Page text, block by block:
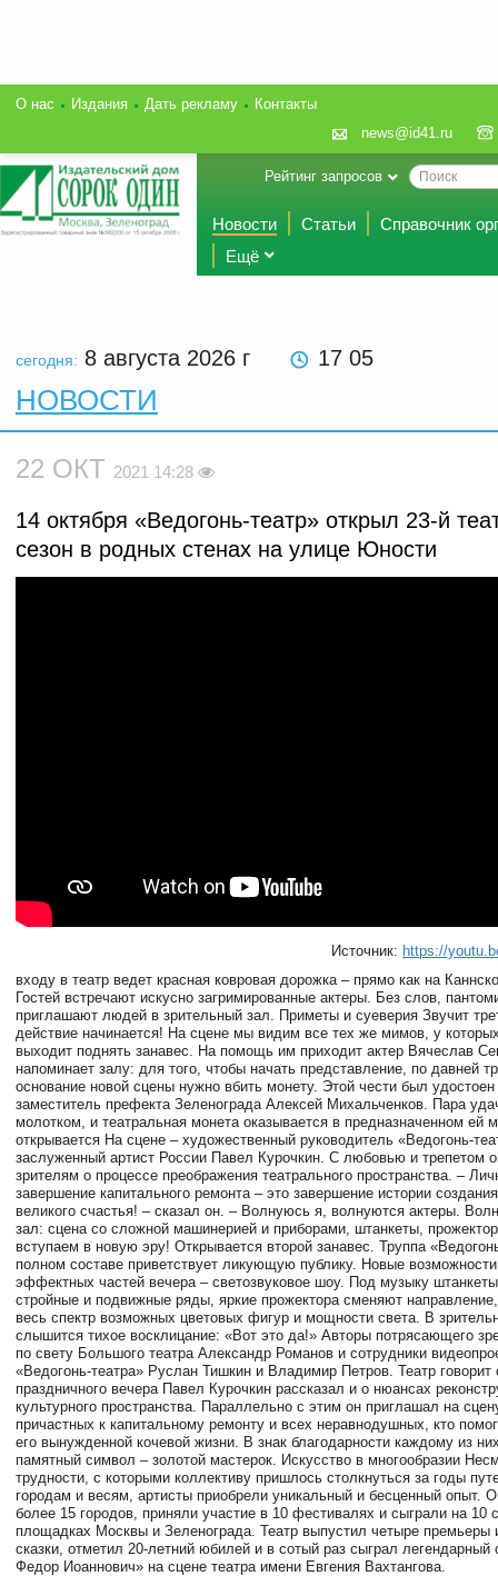
О нас Издания Дать рекламу
Контакты
news@id41.ru
Рейтинг запросов
Новости Статьи
Справочник
Ещё
сегодня: 8 августа 2026 г 17 05
НОВОСТИ
22 ОКТ 2021 14:28
14 октября «Ведогонь-театр» открыл 23-й
сезон в родных стенах на улице Юности
Источник: https://
входу в театр ведет красная ковровая дорожка – прямо как на
Гостей встречают искусно загримированные актеры. Без слов,
приглашают людей в зрительный зал. Приметы и суеверия Звучит
действие начинается! На сцене мы видим все тех же мимов, у
выходит поднять занавес. На помощь им приходит актер Вячеслав
напоминает залу: для того, чтобы начать представление, по давней
основание новой сцены нужно вбить монету. Этой чести был
заместитель префекта Зеленограда Алексей Михальченков. Пара
молотком, и театральная монета оказывается в предназначенном ей
открывается На сцене – художественный руководитель «Ведогонь-
заслуженный артист России Павел Курочкин. С любовью и трепетом
зрителям о процессе преображения театрального пространства. –
завершение капитального ремонта – это завершение истории
великого счастья! – сказал он. – Волнуюсь я, волнуются актеры.
зал: сцена со сложной машинерией и приборами, штанкеты,
вступаем в новую эру! Открывается второй занавес. Труппа
полном составе приветствует ликующую публику. Новые
эффектных частей вечера – светозвуковое шоу. Под музыку
стройные и подвижные ряды, яркие прожектора сменяют
весь спектр возможных цветовых фигур и мощности света. В
слышится тихое восклицание: «Вот это да!» Авторы потрясающего
по свету Большого театра Александр Романов и сотрудники
«Ведогонь-театра» Руслан Тишкин и Владимир Петров. Театр говорит
праздничного вечера Павел Курочкин рассказал и о нюансах
культурного пространства. Параллельно с этим он приглашал на
причастных к капитальному ремонту и всех неравнодушных, кто
его вынужденной кочевой жизни. В знак благодарности каждому из
памятный символ – золотой мастерок. Искусство в многообразии
трудности, с которыми коллективу пришлось столкнуться за годы
городам и весям, артисты приобрели уникальный и бесценный опыт.
более 15 городов, приняли участие в 10 фестивалях и сыграли на 10
площадках Москвы и Зеленограда. Театр выпустил четыре премьеры
сказки, отметил 20-летний юбилей и в сотый раз сыграл легендарный
Федор Иоаннович» на сцене театра имени Евгения Вахтангова.